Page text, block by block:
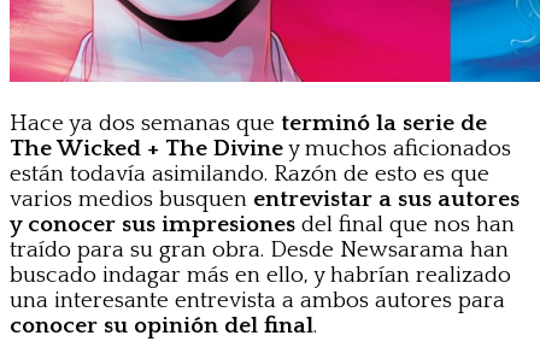
Hace ya dos semanas que terminó la serie de
The Wicked + The Diviney muchos aficionados
están todavía asimilando. Razón de esto es que
varios medios busquen entrevistar a sus autores
y conocer sus impresiones del final que nos han
traído para su gran obra. Desde Newsarama han
buscado indagar más en ello, y habrían realizado
una interesante entrevista a ambos autores para
conocer su opinión del final.